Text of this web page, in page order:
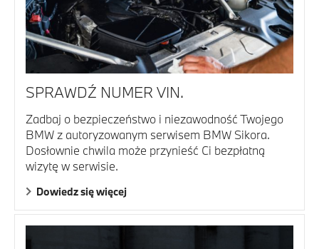
SPRAWDŹ NUMER VIN.
Zadbaj o bezpieczeństwo i niezawodność Twojego
BMW z autoryzowanym serwisem BMW Sikora.
Dosłownie chwila może przynieść Ci bezpłatną
wizytę w serwisie.
Dowiedz się więcej